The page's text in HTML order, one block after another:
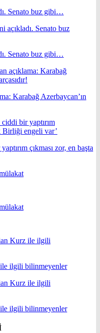
Senato buz gibi…
Senato buz gibi…
Karabağ Azerbaycan’ın
çıkması zor, en başta
ile ilgili bilinmeyenler
ile ilgili bilinmeyenler